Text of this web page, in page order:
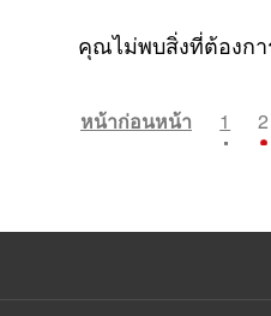
ด
ด
ว
ทั้
ง
:
ว
ง
ห
:
น
แ
น
ม
น
แ
น
ม
คุณไม่พบสิ่งที่ต้องก
หน้าก่อนหน้า 1 2